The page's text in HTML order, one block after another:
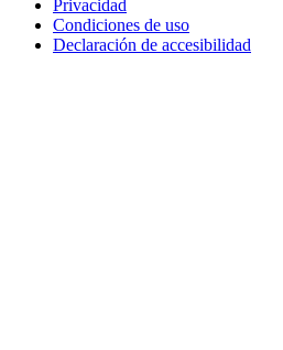
Privacidad
Condiciones de uso
Declaración de accesibilidad